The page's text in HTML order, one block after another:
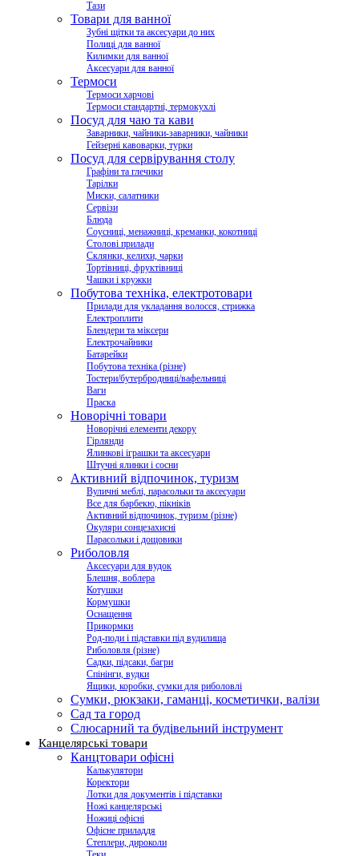
Тази
Товари для ванної
Зубні щітки та аксесуари до них
Полиці для ванної
Килимки для ванної
Аксесуари для ванної
Термоси
Термоси харчові
Термоси стандартні, термокухлі
Посуд для чаю та кави
Заварники, чайники-заварники, чайники
Гейзерні кавоварки, турки
Посуд для сервірування столу
Графіни та глечики
Тарілки
Миски, салатники
Сервізи
Блюда
Соусниці, менажниці, креманки, кокотниці
Столові прилади
Склянки, келихи, чарки
Тортівниці, фруктівниці
Чашки і кружки
Побутова техніка, електротовари
Прилади для укладання волосся, стрижка
Електроплити
Блендери та міксери
Електрочайники
Батарейки
Побутова техніка (різне)
Тостери/бутербродниці/вафельниці
Ваги
Праска
Новорічні товари
Новорічні елементи декору
Гірлянди
Ялинкові іграшки та аксесуари
Штучні ялинки і сосни
Активний відпочинок, туризм
Вуличні меблі, парасольки та аксесуари
Все для барбекю, пікніків
Активний відпочинок, туризм (різне)
Окуляри сонцезахисні
Парасольки і дощовики
Риболовля
Аксесуари для вудок
Блешня, воблера
Котушки
Кормушки
Оснащення
Прикормки
Род-поди і підставки під вудилища
Риболовля (різне)
Садки, підсаки, багри
Спінінги, вудки
Ящики, коробки, сумки для риболовлі
Сумки, рюкзаки, гаманці, косметички, валізи
Сад та город
Слюсарний та будівельний інструмент
Канцелярські товари
Канцтовари офісні
Калькулятори
Коректори
Лотки для документів і підставки
Ножі канцелярські
Ножиці офісні
Офісне приладдя
Степлери, дироколи